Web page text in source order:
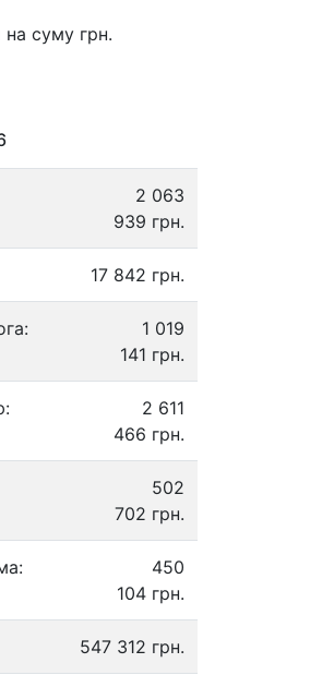
суму грн.
2 063
939 грн.
17 842 грн.
1 019
141 грн.
2 611
466 грн.
502
702 грн.
450
104 грн.
547 312 грн.